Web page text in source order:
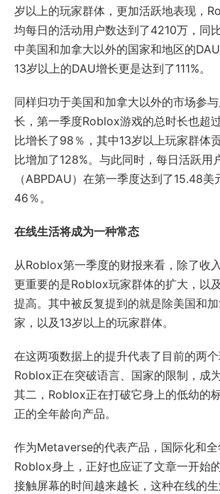
岁以上的玩家群体，更加活跃地表现，
均每日的活动用户数达到了4210万，同
中美国和加拿大以外的国家和地区的
13岁以上的DAU增长更是达到了111%。
同样归功于美国和加拿大以外的市场参
长，第一季度Roblox游戏的总时长也超
比增长了98％，其中13岁以上玩家群体
比增加了128%。与此同时，每日活跃用
（ABPDAU）在第一季度达到了15.48美
46％。
在线生活将成为一种常态
从Roblox第一季度的财报来看，除了收
更重要的是Roblox玩家群体的扩大，以
提高。其中被反复提到的就是除美国和
家，以及13岁以上的玩家群体。
在这两项数据上的提升代表了目前的两
Roblox正在突破语言、国家的限制，成
其二，Roblox正在打破它身上的低幼的
正的全年龄向产品。
作为Metaverse的代表产品，国际化和
Roblox身上，正好也应证了文章一开始
接触屏幕的时间越来越长，这种在线的